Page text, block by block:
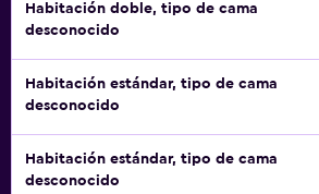
Habitación doble, tipo de cama
desconocido
Habitación estándar, tipo de cama
desconocido
Habitación estándar, tipo de cama
desconocido